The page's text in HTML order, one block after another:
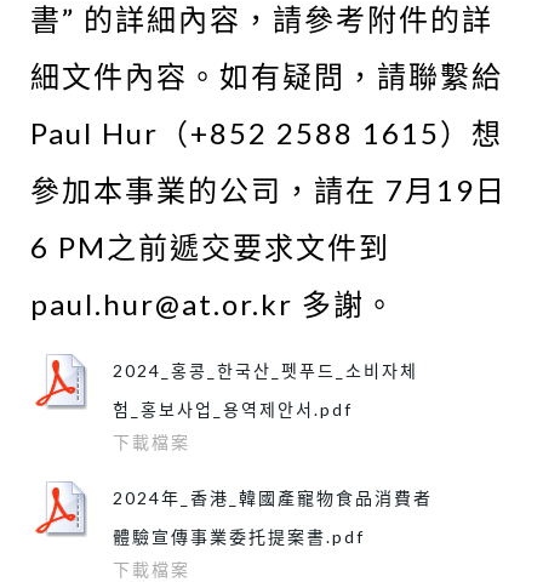
書” 的詳細內容，請參考附件的詳
細文件內容。如有疑問，請聯繫給
Paul Hur（+852 2588 1615）想
參加本事業的公司，請在 7月19日
6 PM之前遞交要求文件到
paul.hur@at.or.kr 多謝。
2024_홍콩_한국산_펫푸드_소비자체
험_홍보사업_용역제안서.pdf
下載檔案
2024年_香港_韓國產寵物食品消費者
體驗宣傳事業委托提案書.pdf
下載檔案